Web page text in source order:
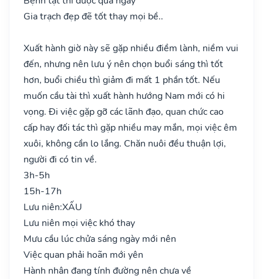
Gia trạch đẹp đẽ tốt thay mọi bề..
Xuất hành giờ này sẽ gặp nhiều điềm lành, niềm vui
đến, nhưng nên lưu ý nên chọn buổi sáng thì tốt
hơn, buổi chiều thì giảm đi mất 1 phần tốt. Nếu
muốn cầu tài thì xuất hành hướng Nam mới có hi
vọng. Đi việc gặp gỡ các lãnh đạo, quan chức cao
cấp hay đối tác thì gặp nhiều may mắn, mọi việc êm
xuôi, không cần lo lắng. Chăn nuôi đều thuận lợi,
người đi có tin về.
3h-5h
15h-17h
Lưu niên:XẤU
Lưu niên mọi việc khó thay
Mưu cầu lúc chửa sáng ngày mới nên
Việc quan phải hoãn mới yên
Hành nhân đang tính đường nên chưa về